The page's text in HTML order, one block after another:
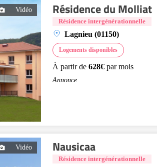
Vidéo Résidence du Molliat
Résidence intergénérationnelle
Lagnieu (01150)
Logements disponibles
À partir de 628€ par mois
Annonce
Vidéo Nausicaa
Résidence intergénérationnelle